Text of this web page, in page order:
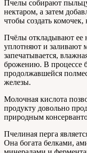
Пчелы собирают
нектаром, а затем
чтобы создать
Пчёлы откладывают ее
уплотняют и заливают
запечатывается,
брожению. В процессе
продолжавшейся
железы.
Молочная кислота
продукту довольно
природным
Пчелиная перга
Она богата белками,